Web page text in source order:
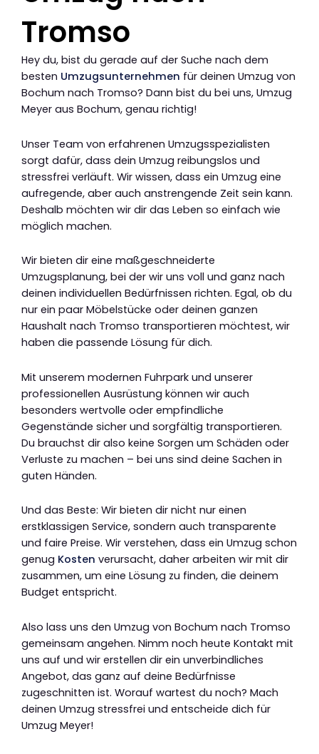
Tromso
Hey du, bist du gerade auf der Suche nach dem
besten Umzugsunternehmen für deinen Umzug von
Bochum nach Tromso? Dann bist du bei uns, Umzug
Meyer aus Bochum, genau richtig!
Unser Team von erfahrenen Umzugsspezialisten
sorgt dafür, dass dein Umzug reibungslos und
stressfrei verläuft. Wir wissen, dass ein Umzug eine
aufregende, aber auch anstrengende Zeit sein kann.
Deshalb möchten wir dir das Leben so einfach wie
möglich machen.
Wir bieten dir eine maßgeschneiderte
Umzugsplanung, bei der wir uns voll und ganz nach
deinen individuellen Bedürfnissen richten. Egal, ob du
nur ein paar Möbelstücke oder deinen ganzen
Haushalt nach Tromso transportieren möchtest, wir
haben die passende Lösung für dich.
Mit unserem modernen Fuhrpark und unserer
professionellen Ausrüstung können wir auch
besonders wertvolle oder empfindliche
Gegenstände sicher und sorgfältig transportieren.
Du brauchst dir also keine Sorgen um Schäden oder
Verluste zu machen – bei uns sind deine Sachen in
guten Händen.
Und das Beste: Wir bieten dir nicht nur einen
erstklassigen Service, sondern auch transparente
und faire Preise. Wir verstehen, dass ein Umzug schon
genug Kosten verursacht, daher arbeiten wir mit dir
zusammen, um eine Lösung zu finden, die deinem
Budget entspricht.
Also lass uns den Umzug von Bochum nach Tromso
gemeinsam angehen. Nimm noch heute Kontakt mit
uns auf und wir erstellen dir ein unverbindliches
Angebot, das ganz auf deine Bedürfnisse
zugeschnitten ist. Worauf wartest du noch? Mach
deinen Umzug stressfrei und entscheide dich für
Umzug Meyer!